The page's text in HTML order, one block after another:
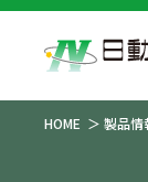
HOME 製品情